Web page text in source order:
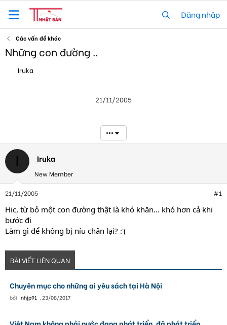
Đăng nhập
Các vấn đề khác
Những con đường ..
r
r
Iruka
21/11/2005
•••
I Iruka
New Member
21/11/2005 #1
Hic, từ bỏ một con đường thật là khó khăn... khó hơn cả khi
bước đi
Làm gì để không bị níu chân lại? :'(
BÀI VIẾT LIÊN QUAN
Chuyên mục cho những ai yêu sách tại Hà Nội
bởi nhjp91 , 23/08/2017